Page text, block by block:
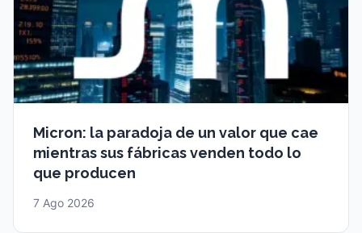
Micron: la paradoja de un valor que cae
mientras sus fábricas venden todo lo
que producen
7 Ago 2026